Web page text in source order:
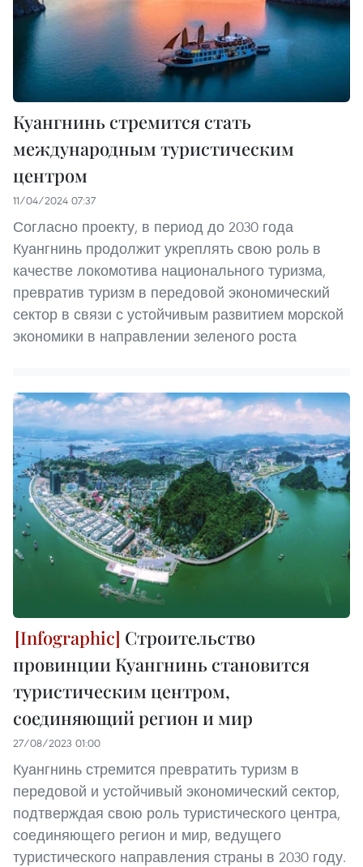
Куангнинь стремится стать
международным туристическим
центром
11/04/2024 07:37
Согласно проекту, в период до 2030 года
Куангнинь продолжит укреплять свою роль в
качестве локомотива национального туризма,
превратив туризм в передовой экономический
сектор в связи с устойчивым развитием морской
экономики в направлении зеленого роста
Строительство
провинции Куангнинь становится
туристическим центром,
соединяющий регион и мир
27/08/2023 01:00
Куангнинь стремится превратить туризм в
передовой и устойчивый экономический сектор,
подтверждая свою роль туристического центра,
соединяющего регион и мир, ведущего
туристического направления страны в 2030 году.